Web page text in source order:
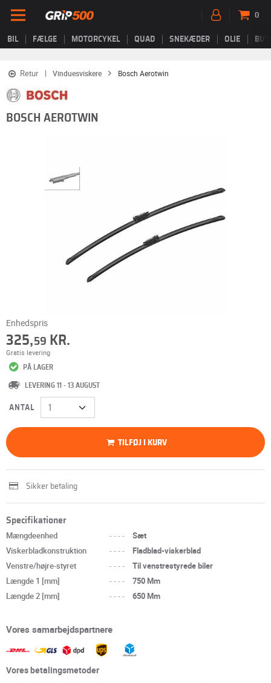
BIL FÆLGE MOTORCYKEL QUAD SNEKÆDER OLIE
0
Retur Vinduesviskere Bosch Aerotwin
BOSCH AEROTWIN
Enhedspris
325,59 KR.
Gratis levering
PÅ LAGER
LEVERING 11 - 13 AUGUST
ANTAL
TILFØJ I KURV
Sikker betaling
Specifikationer
Mængdeenhed ----
Sæt
Viskerbladkonstruktion
----
Fladblad-viskerblad
Venstre/højre-styret
----
Til venstrestyrede biler
Længde 1 [mm]
----
750 Mm
Længde 2 [mm]
---- 650 Mm
Vores samarbejdspartnere
Vores betalingsmetoder